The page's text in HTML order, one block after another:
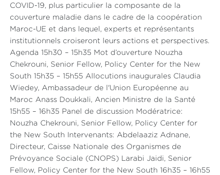
COVID-19, plus particulier la composante de la
couverture maladie dans le cadre de la coopération
Maroc-UE et dans lequel, experts et représentants
institutionnels croiseront leurs actions et perspectives.
Agenda 15h30 – 15h35 Mot d’ouverture Nouzha
Chekrouni, Senior Fellow, Policy Center for the New
South 15h35 – 15h55 Allocutions inaugurales Claudia
Wiedey, Ambassadeur de l'Union Européenne au
Maroc Anass Doukkali, Ancien Ministre de la Santé
15h55 – 16h35 Panel de discussion Modératrice:
Nouzha Chekrouni, Senior Fellow, Policy Center for
the New South Intervenants: Abdelaaziz Adnane,
Directeur, Caisse Nationale des Organismes de
Prévoyance Sociale (CNOPS) Larabi Jaidi, Senior
Fellow, Policy Center for the New South 16h35 – 16h55